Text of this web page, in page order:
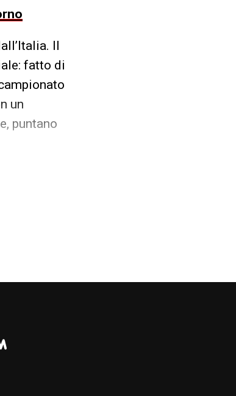
Il
fatto di
un
puntano
squadra
arriva
scrivere
ma nei